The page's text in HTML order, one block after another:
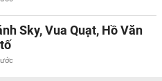
Sky, Vua Quạt, Hồ Văn